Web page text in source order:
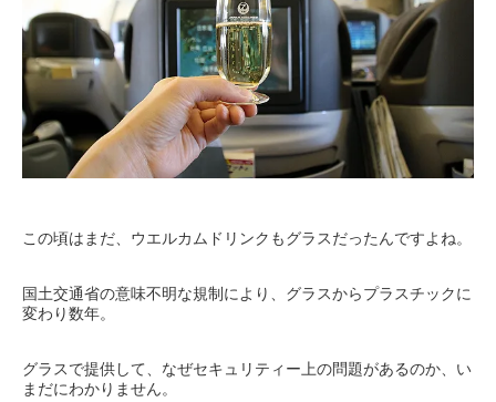
この頃はまだ、ウエルカムドリンクもグラスだったんですよね。
国土交通省の意味不明な規制により、グラスからプラスチックに
変わり数年。
グラスで提供して、なぜセキュリティー上の問題があるのか、い
まだにわかりません。